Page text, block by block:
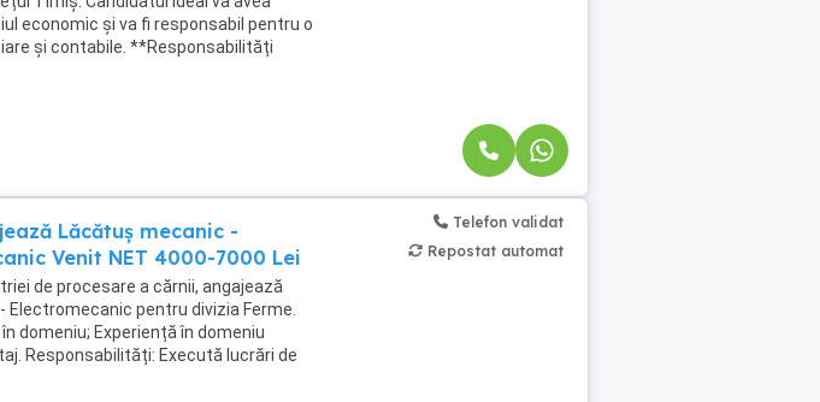
economic și va fi responsabil pentru o
și contabile. **Responsabilități
Lăcătuș mecanic -
Venit NET 4000-7000 Lei
de procesare a cărnii, angajează
pentru divizia Ferme.
domeniu; Experiență în domeniu
Responsabilități: Execută lucrări de
Telefon validat
Repostat automat